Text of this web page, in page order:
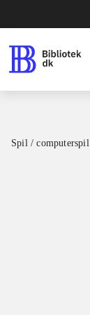
Spil / computerspil